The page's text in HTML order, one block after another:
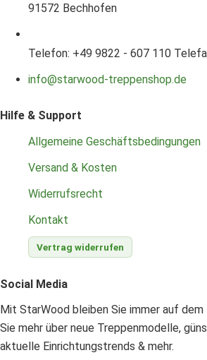
91572 Bechhofen
Telefon: +49 9822 - 607 110
info@starwood-treppenshop.de
Hilfe & Support
Allgemeine Geschäftsbedingungen
Versand & Kosten
Widerrufsrecht
Kontakt
Vertrag widerrufen
Social Media
Mit StarWood bleiben Sie immer auf dem
Sie mehr über neue Treppenmodelle,
aktuelle Einrichtungstrends & mehr.